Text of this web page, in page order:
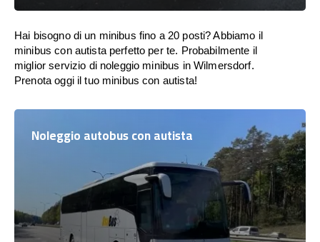
Hai bisogno di un minibus fino a 20 posti? Abbiamo il
minibus con autista perfetto per te. Probabilmente il
miglior servizio di noleggio minibus in Wilmersdorf.
Prenota oggi il tuo minibus con autista!
Noleggio autobus con autista